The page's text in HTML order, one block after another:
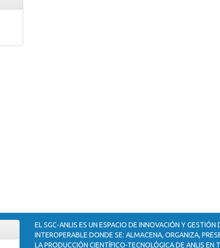
EL SGC-ANLIS ES UN ESPACIO DE INNOVACIÓN Y
INTEROPERABLE DONDE SE: ALMACENA, ORGANIZA,
LA PRODUCCIÓN CIENTÍFICO-TECNOLÓGICA DE ANLIS